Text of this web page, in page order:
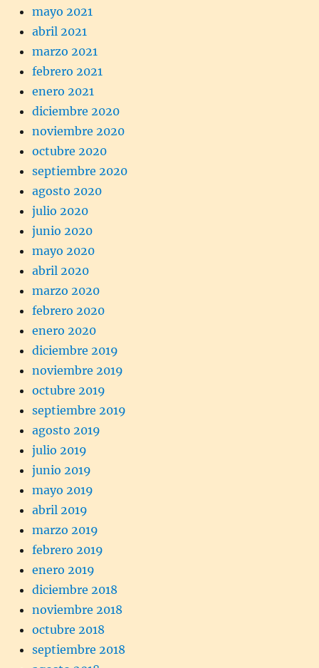
mayo 2021
abril 2021
marzo 2021
febrero 2021
enero 2021
diciembre 2020
noviembre 2020
octubre 2020
septiembre 2020
agosto 2020
julio 2020
junio 2020
mayo 2020
abril 2020
marzo 2020
febrero 2020
enero 2020
diciembre 2019
noviembre 2019
octubre 2019
septiembre 2019
agosto 2019
julio 2019
junio 2019
mayo 2019
abril 2019
marzo 2019
febrero 2019
enero 2019
diciembre 2018
noviembre 2018
octubre 2018
septiembre 2018